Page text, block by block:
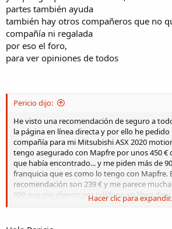
partes también ayuda
también hay otros compañeros que no
compañía ni regalada
por eso el foro,
para ver opiniones de todos
Pericio dijo:
He visto una recomendación de seguro a
la página en línea directa y por ello he
compañía para mi Mitsubishi ASX 2020
tengo asegurado con Mapfre por unos 450 €
que había encontrado... y me piden más de
franquicia que es como lo tengo con Mapfre.
recomendación son 239 € y me parece
900 que me dijeron por teléfono en línea
será un seguro el de 239 con franquicia y sin
línea directa con qué compañía y si sigue
Hacer clic para